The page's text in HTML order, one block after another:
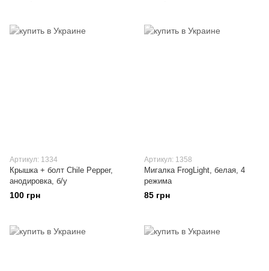
Артикул: 1334
Крышка + болт Chile Pepper,
анодировка, б/у
100 грн
Артикул: 1358
Мигалка FrogLight, белая, 4
режима
85 грн